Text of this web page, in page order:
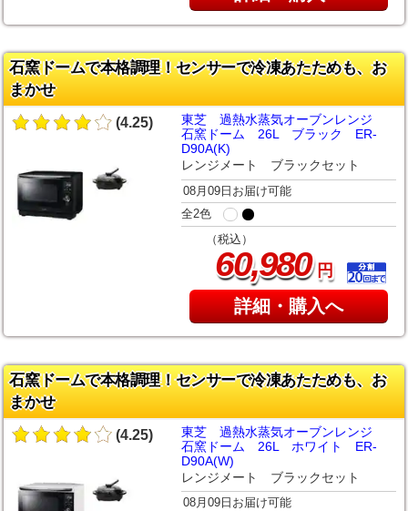
石窯ドームで本格調理！センサーで冷凍あたためも、お
まかせ
(4.25)
東芝 過熱水蒸気オーブンレンジ
石窯ドーム 26L ブラック ER-
D90A(K)
レンジメート ブラックセット
08月09日お届け可能
全2色
（税込）
60,980円
詳細・購入へ
石窯ドームで本格調理！センサーで冷凍あたためも、お
まかせ
(4.25)
東芝 過熱水蒸気オーブンレンジ
石窯ドーム 26L ホワイト ER-
D90A(W)
レンジメート ブラックセット
08月09日お届け可能